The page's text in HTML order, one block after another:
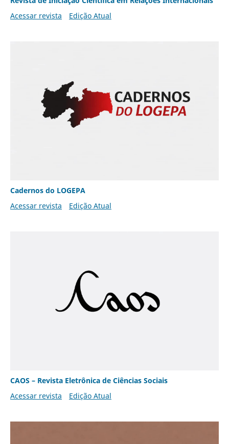
Acessar revista
Edição Atual
Cadernos do LOGEPA
Acessar revista
Edição Atual
CAOS – Revista Eletrônica de Ciências Sociais
Acessar revista
Edição Atual